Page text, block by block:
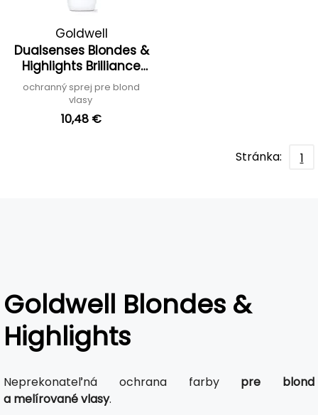
Goldwell
Dualsenses Blondes &
Highlights Brilliance
Serum Spray
ochranný sprej pre blond
vlasy
10,48 €
Stránka: 1
Goldwell Blondes &
Highlights
Neprekonateľná ochrana farby pre blond
a melírované vlasy.